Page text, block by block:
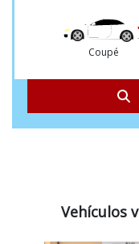
Coupé
Vehículos